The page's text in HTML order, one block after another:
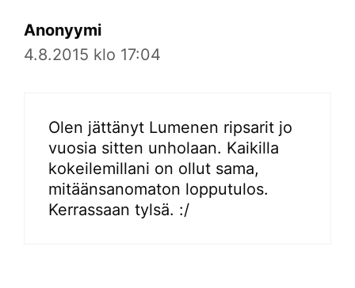
Anonyymi
4.8.2015 klo 17:04
Olen jättänyt Lumenen ripsarit jo
vuosia sitten unholaan. Kaikilla
kokeilemillani on ollut sama,
mitäänsanomaton lopputulos.
Kerrassaan tylsä. :/